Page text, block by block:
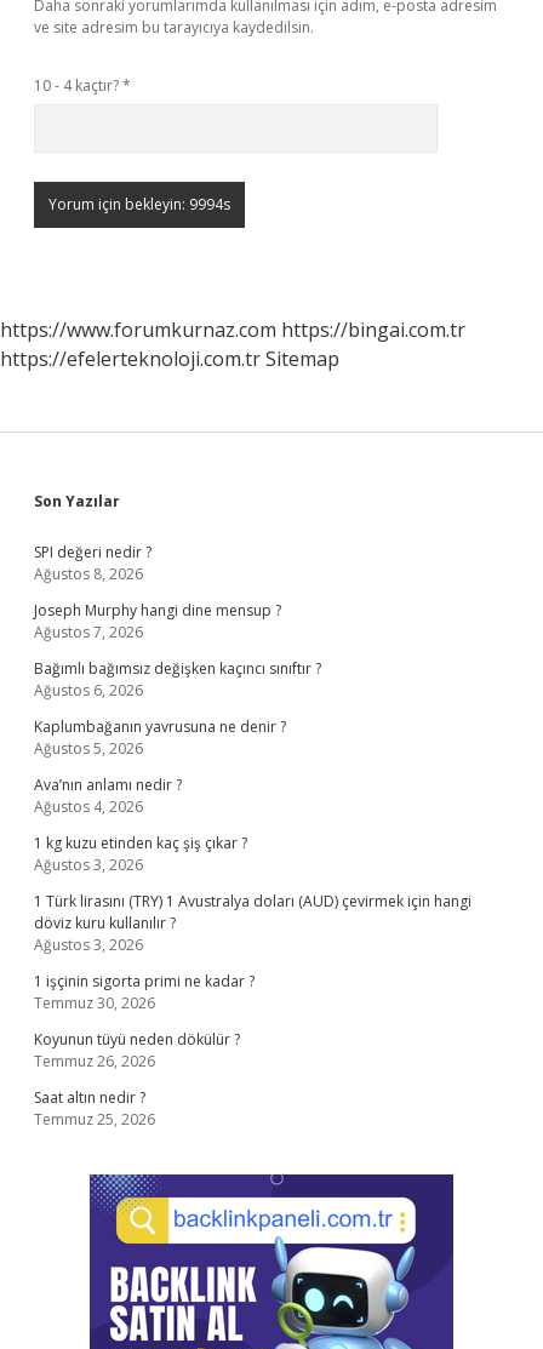
Daha sonraki yorumlarımda kullanılması için adım, e-posta adresim
ve site adresim bu tarayıcıya kaydedilsin.
10 - 4 kaçtır?*
https://www.forumkurnaz.com https://bingai.com.tr
https://efelerteknoloji.com.trSitemap
Sidebar
Son Yazılar
SPI değeri nedir ?
Ağustos 8, 2026
Joseph Murphy hangi dine mensup ?
Ağustos 7, 2026
Bağımlı bağımsız değişken kaçıncı sınıftır ?
Ağustos 6, 2026
Kaplumbağanın yavrusuna ne denir ?
Ağustos 5, 2026
Ava’nın anlamı nedir ?
Ağustos 4, 2026
1 kg kuzu etinden kaç şiş çıkar ?
Ağustos 3, 2026
1 Türk lirasını (TRY) 1 Avustralya doları (AUD) çevirmek için hangi
döviz kuru kullanılır ?
Ağustos 3, 2026
1 işçinin sigorta primi ne kadar ?
Temmuz 30, 2026
Koyunun tüyü neden dökülür ?
Temmuz 26, 2026
Saat altın nedir ?
Temmuz 25, 2026